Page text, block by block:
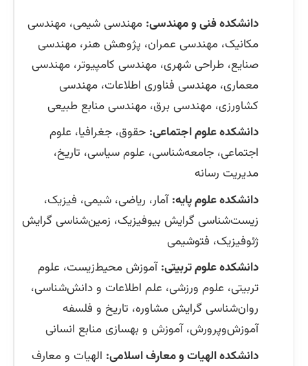
دانشکده فنی و مهندسی: مهندسی شیمی، مهندسی
مکانیک، مهندسی عمران، پژوهش هنر، مهندسی
صنایع، طراحی شهری، مهندسی کامپیوتر، مهندسی
معماری، مهندسی فناوری اطلاعات، مهندسی
کشاورزی، مهندسی برق، مهندسی منابع طبیعی
دانشکده علوم اجتماعی: حقوق، جغرافیا، علوم
اجتماعی، جامعه‌شناسی، علوم سیاسی، تاریخ،
مدیریت رسانه
دانشکده علوم پایه:آمار، ریاضی، شیمی، فیزیک،
زیست‌شناسی گرایش بیوفیزیک، زمین‌شناسی گرایش
ژئوفیزیک، فتوشیمی
دانشکده علوم تربیتی:آموزش محیط‌زیست، علوم
تربیتی، علوم ورزشی، علم اطلاعات و دانش‌شناسی،
روان‌شناسی گرایش مشاوره، تاریخ و فلسفه
آموزش‌وپرورش، آموزش و بهسازی منابع انسانی
دانشکده الهیات و معارف اسلامی: الهیات و معارف